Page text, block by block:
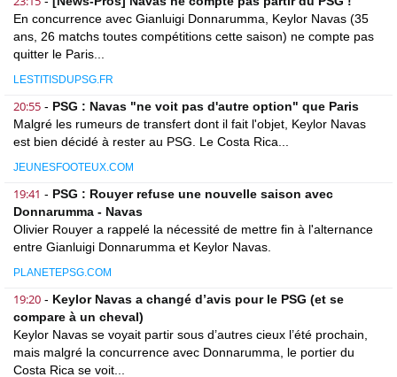
En concurrence avec Gianluigi Donnarumma, Keylor Navas (35
ans, 26 matchs toutes compétitions cette saison) ne compte pas
quitter le Paris...
LESTITISDUPSG.FR
20:55 - PSG : Navas "ne voit pas d'autre option" que Paris
Malgré les rumeurs de transfert dont il fait l'objet, Keylor Navas
est bien décidé à rester au PSG. Le Costa Rica...
JEUNESFOOTEUX.COM
19:41 - PSG : Rouyer refuse une nouvelle saison avec
Donnarumma - Navas
Olivier Rouyer a rappelé la nécessité de mettre fin à l'alternance
entre Gianluigi Donnarumma et Keylor Navas.
PLANETEPSG.COM
19:20 - Keylor Navas a changé d’avis pour le PSG (et se
compare à un cheval)
Keylor Navas se voyait partir sous d’autres cieux l’été prochain,
mais malgré la concurrence avec Donnarumma, le portier du
Costa Rica se voit...